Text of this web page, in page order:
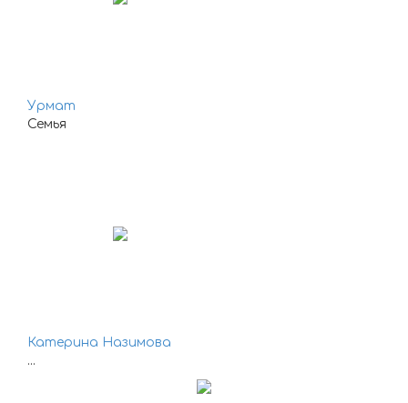
Урмат
Семья
Катерина Назимова
...